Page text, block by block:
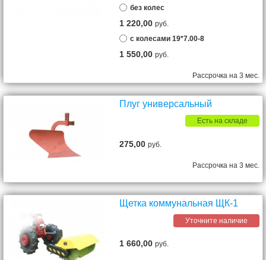
без колес
1 220,00руб.
с колесами 19*7.00-8
1 550,00руб.
Рассрочка на 3 мес.
Плуг универсальный
Есть на складе
275,00руб.
Рассрочка на 3 мес.
Щетка коммунальная ЩК-1
Уточните наличие
1 660,00руб.